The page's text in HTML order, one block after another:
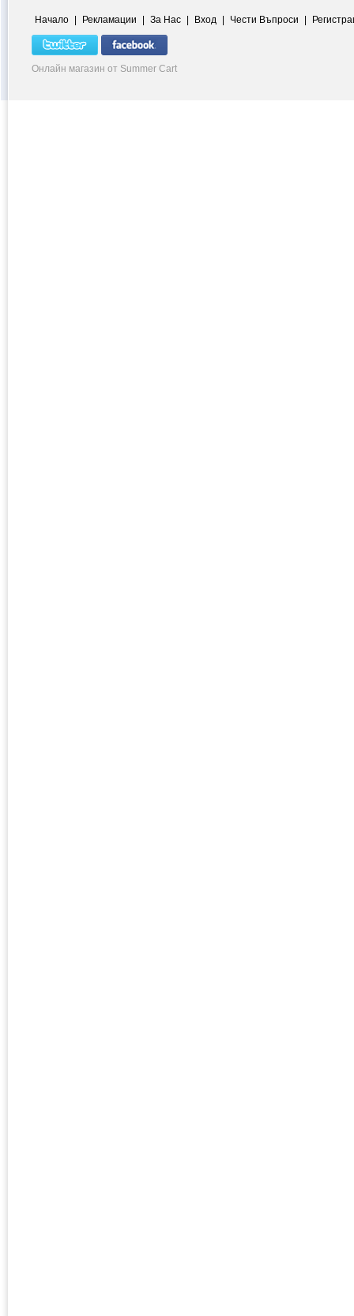
Начало | Рекламации | За Нас | Вход | Чести Въпроси |
Онлайн магазин от Summer Cart